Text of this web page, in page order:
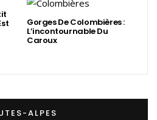
Gorges De Colombières :
L’incontournable Du
Caroux
ALPES